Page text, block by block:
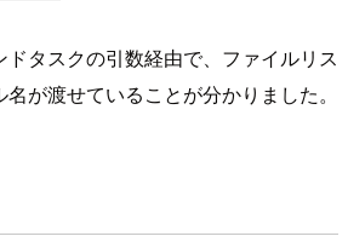
タスクの引数経由で、ファイルリス
が渡せていることが分かりました。